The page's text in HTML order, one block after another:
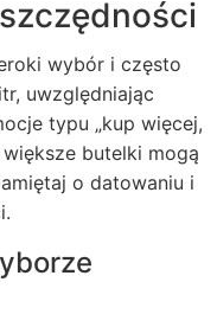
wybór i często
uwzględniając
typu „kup więcej,
większe butelki mogą
o datowaniu i